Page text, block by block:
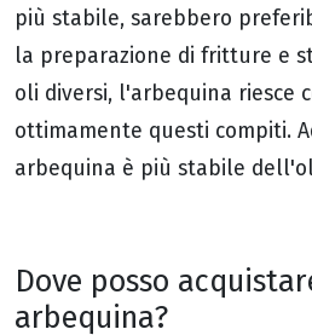
più stabile, sarebbero
la preparazione di fritture e
oli diversi, l'arbequina riesce
ottimamente questi compiti.
arbequina è più stabile
Dove posso
arbequina?